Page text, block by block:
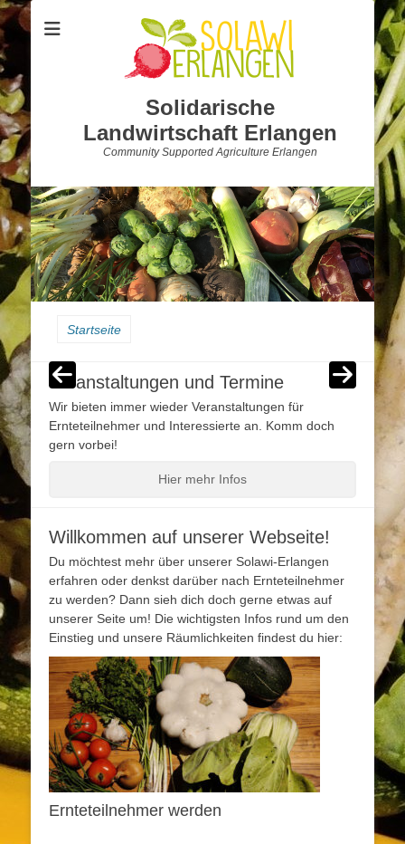
Solidarische
Landwirtschaft Erlangen
Community Supported Agriculture Erlangen
Startseite
Veranstaltungen und Termine
Wir bieten immer wieder Veranstaltungen für
Ernteteilnehmer und Interessierte an. Komm doch
gern vorbei!
Hier mehr Infos
Willkommen auf unserer Webseite!
Du möchtest mehr über unserer Solawi-Erlangen
erfahren oder denkst darüber nach Ernteteilnehmer
zu werden? Dann sieh dich doch gerne etwas auf
unserer Seite um! Die wichtigsten Infos rund um den
Einstieg und unsere Räumlichkeiten findest du hier:
Ernteteilnehmer werden